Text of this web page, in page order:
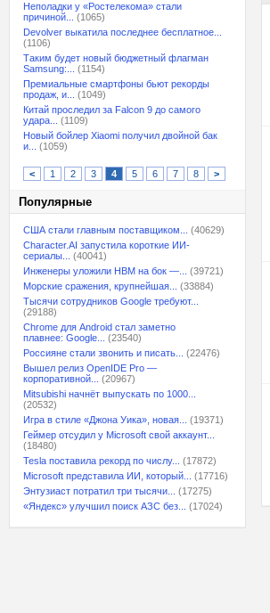
Неполадки у «Ростелекома» стали
причиной...
(1065)
Devolver выкатила последнее бесплатное...
(1106)
Таким будет новый бюджетный флагман
Samsung:...
(1154)
Премиальные смартфоны бьют рекорды
продаж, и...
(1049)
Китай проследил за Falcon 9 до самого
удара...
(1109)
Новый бойлер Xiaomi получил двойной бак
и...
(1059)
< 1 2 3 4 5 6 7 8 >
Популярные
США стали главным поставщиком...
(40629)
Character.AI запустила короткие ИИ-
сериалы...
(40041)
Инженеры уложили HBM на бок —...
(39721)
Морские сражения, крупнейшая...
(33884)
Тысячи сотрудников Google требуют...
(29188)
Chrome для Android стал заметно
плавнее: Google...
(23540)
Россияне стали звонить и писать...
(22476)
Вышел релиз OpenIDE Pro —
корпоративной...
(20967)
Mitsubishi начнёт выпускать по 1000...
(20532)
Игра в стиле «Джона Уика», новая...
(19371)
Геймер отсудил у Microsoft свой аккаунт...
(18480)
Tesla поставила рекорд по числу...
(17872)
Microsoft представила ИИ, который...
(17716)
Энтузиаст потратил три тысячи...
(17275)
«Яндекс» улучшил поиск АЗС без...
(17024)